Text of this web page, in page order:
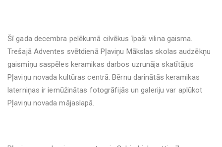
Šī gada decembra pelēkumā cilvēkus īpaši vilina gaisma.
Trešajā Adventes svētdienā Pļaviņu Mākslas skolas audzēkņu
gaismiņu saspēles keramikas darbos uzrunāja skatītājus
Pļaviņu novada kultūras centrā. Bērnu darinātās keramikas
laterniņas ir iemūžinātas fotogrāfijās un galeriju var aplūkot
Pļaviņu novada mājaslapā.